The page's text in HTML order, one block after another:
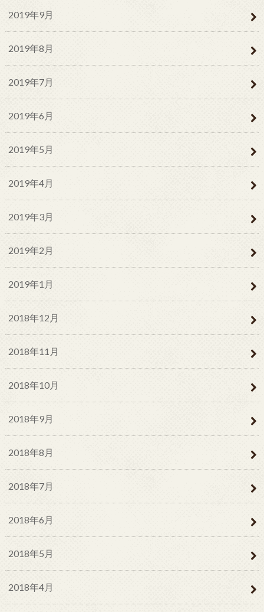
2019年9月
2019年8月
2019年7月
2019年6月
2019年5月
2019年4月
2019年3月
2019年2月
2019年1月
2018年12月
2018年11月
2018年10月
2018年9月
2018年8月
2018年7月
2018年6月
2018年5月
2018年4月